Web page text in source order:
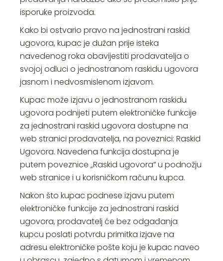
isporuke proizvoda.
Kako bi ostvario pravo na jednostrani raskid
ugovora, kupac je dužan prije isteka
navedenog roka obavijestiti prodavatelja o
svojoj odluci o jednostranom raskidu ugovora
jasnom i nedvosmislenom izjavom.
Kupac može izjavu o jednostranom raskidu
ugovora podnijeti putem elektroničke funkcije
za jednostrani raskid ugovora dostupne na
web stranici prodavatelja, na poveznici:Raskid
Ugovora. Navedena funkcija dostupna je
putem poveznice „Raskid ugovora” u podnožju
web stranice i u korisničkom računu kupca.
Nakon što kupac podnese izjavu putem
elektroničke funkcije za jednostrani raskid
ugovora, prodavatelj će bez odgađanja
kupcu poslati potvrdu primitka izjave na
adresu elektroničke pošte koju je kupac naveo